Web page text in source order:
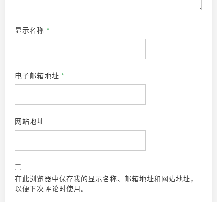
显示名称 *
电子邮箱地址 *
网站地址
在此浏览器中保存我的显示名称、邮箱地址和网站地址，
以便下次评论时使用。